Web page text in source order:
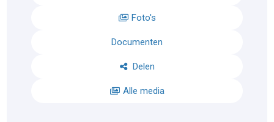
Foto's
Documenten
Delen
Alle media